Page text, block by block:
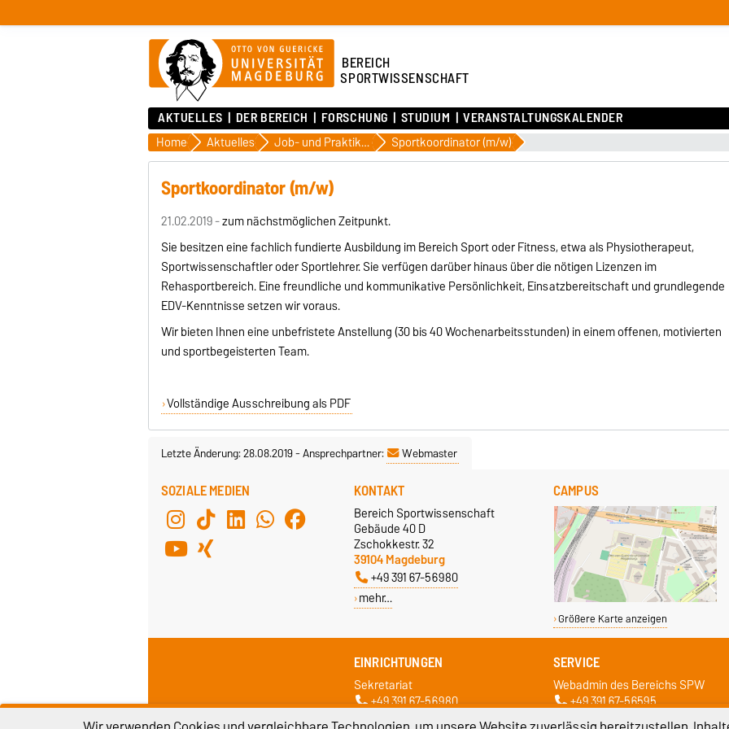
BEREICH
SPORTWISSENSCHAFT
AKTUELLES DER BEREICH FORSCHUNG STUDIUM VERANSTALTUNGSKALENDER
Home Aktuelles Job- und Praktikaausschreibungen Sportkoordinator (m/w)
Sportkoordinator (m/w)
21.02.2019 -zum nächstmöglichen Zeitpunkt.
Sie besitzen eine fachlich fundierte Ausbildung im Bereich Sport oder Fitness, etwa als Physiotherapeut,
Sportwissenschaftler oder Sportlehrer. Sie verfügen darüber hinaus über die nötigen Lizenzen im
Rehasportbereich. Eine freundliche und kommunikative Persönlichkeit, Einsatzbereitschaft und grundlegende
EDV-Kenntnisse setzen wir voraus.
Wir bieten Ihnen eine unbefristete Anstellung (30 bis 40 Wochenarbeitsstunden) in einem offenen, motivierten
und sportbegeisterten Team.
Vollständige Ausschreibung als PDF
Letzte Änderung: 28.08.2019-Ansprechpartner: Webmaster
SOZIALE MEDIEN KONTAKT
Bereich Sportwissenschaft
Gebäude 40 D
Zschokkestr. 32
39104 Magdeburg
+49 391 67-56980
mehr…
CAMPUS
Größere Karte anzeigen
EINRICHTUNGEN
Sekretariat
+49 391 67-56980
SERVICE
Webadmin des Bereichs SPW
+49 391 67-56595